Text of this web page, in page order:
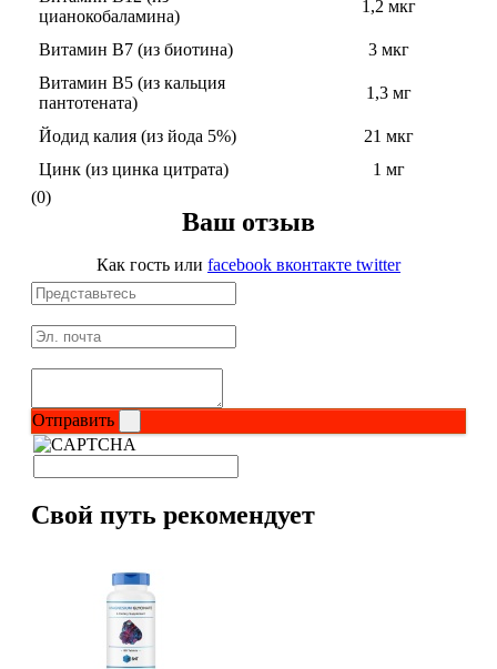
Протеиновые печенья
Для тренировки
BCAA
НАЗАД
Порошковые BCAA
Креатин
Изотоники
цианокобаламина)
1,2 мкг
Витамин В7 (из биотина)
3 мкг
Витамин В5 (из кальция
пантотената)
1,3 мг
Йодид калия (из йода 5%)
21 мкг
Цинк (из цинка цитрата)
1 мг
(0)
Ваш отзыв
Как гость или facebook вконтакте twitter
Отправить
Свой путь рекомендует